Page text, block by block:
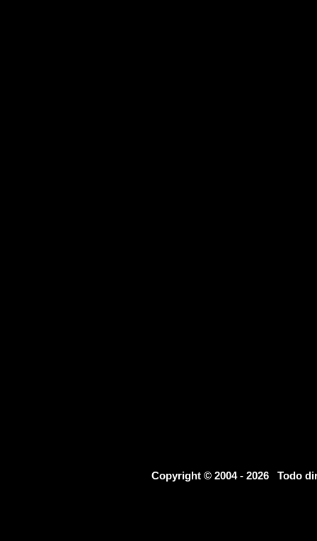
Copyright © 2004 - 2026 Todo